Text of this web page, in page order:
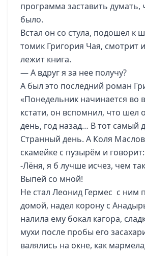
программа заставить думать,
было.
Встал он со стула, подошел к
томик Григория Чая, смотрит
лежит книга.
— А вдруг я за нее получу?
А был это последний роман
«Понедельник начинается во
кстати, он вспомнил, что шел
день, год назад… В тот самый
Странный день. А Коля
скамейке с пузырём и говорит:
-Лёня, я б лучше исчез, чем
Выпей со мной!
Не стал Леонид Гермес с ним
домой, надел корону с
налила ему бокал кагора,
мухи после пробы его
валялись на окне, как